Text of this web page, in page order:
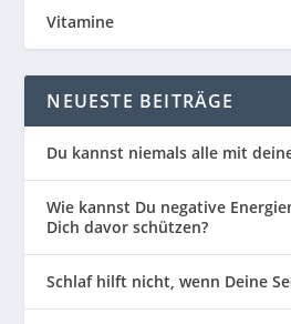
Vitamine
NEUESTE BEITRÄGE
Du kannst niemals alle mit
Wie kannst Du negative
Dich davor schützen?
Schlaf hilft nicht, wenn Deine